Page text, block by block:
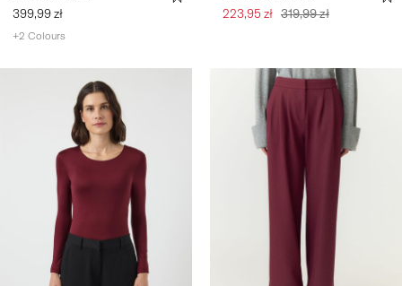
399,99 zł
+2 Colours
223,95 zł 319,99 zł